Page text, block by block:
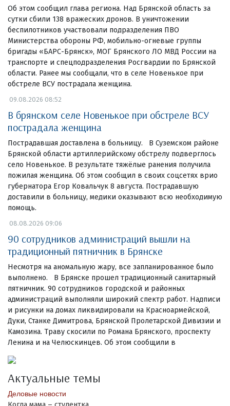
Об этом сообщил глава региона. Над Брянской область за
сутки сбили 138 вражеских дронов. В уничтожении
беспилотников участвовали подразделения ПВО
Министерства обороны РФ, мобильно-огневые группы
бригады «БАРС-Брянск», МОГ Брянского ЛО МВД России на
транспорте и спецподразделения Росгвардии по Брянской
области. Ранее мы сообщали, что в селе Новенькое при
обстреле ВСУ пострадала женщина.
09.08.2026 08:52
В брянском селе Новенькое при обстреле ВСУ
пострадала женщина
Пострадавшая доставлена в больницу. В Суземском районе
Брянской области артиллерийскому обстрелу подверглось
село Новенькое. В результате тяжёлые ранения получила
пожилая женщина. Об этом сообщил в своих соцсетях врио
губернатора Егор Ковальчук 8 августа. Пострадавшую
доставили в больницу, медики оказывают всю необходимую
помощь.
08.08.2026 09:06
90 сотрудников администраций вышли на
традиционный пятничник в Брянске
Несмотря на аномальную жару, все запланированное было
выполнено. В Брянске прошел традиционный санитарный
пятничник. 90 сотрудников городской и районных
администраций выполняли широкий спектр работ. Надписи
и рисунки на домах ликвидировали на Красноармейской,
Дуки, Станке Димитрова, Брянской Пролетарской Дивизии и
Камозина. Траву скосили по Романа Брянского, проспекту
Ленина и на Челюскинцев. Об этом сообщили в
Актуальные темы
Деловые новости